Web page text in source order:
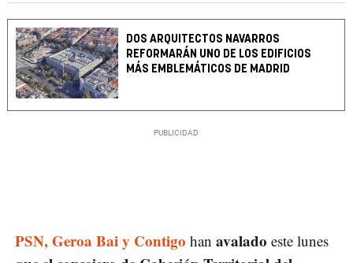
DOS ARQUITECTOS NAVARROS
REFORMARÁN UNO DE LOS EDIFICIOS
MÁS EMBLEMÁTICOS DE MADRID
PSN, Geroa Bai y Contigo han avalado este lunes